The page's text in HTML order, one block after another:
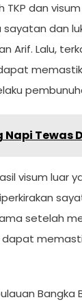
TKP dan
dan
Arif. Lalu,
Napi Tewas
visum luar
setelah